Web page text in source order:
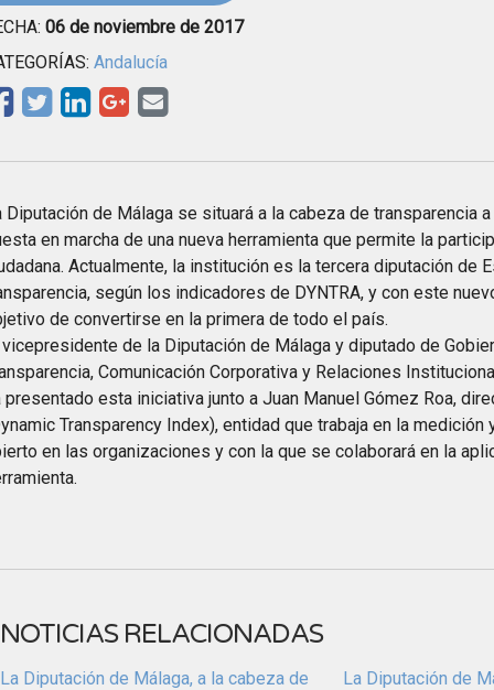
06 de noviembre de 2017
Andalucía
Diputación de Málaga se situará a la cabeza de transparencia
en marcha de una nueva herramienta que permite la
Actualmente, la institución es la tercera diputación de
según los indicadores de DYNTRA, y con este
de convertirse en la primera de todo el país.
vicepresidente de la Diputación de Málaga y diputado de
Comunicación Corporativa y Relaciones
presentado esta iniciativa junto a Juan Manuel Gómez Roa,
Transparency Index), entidad que trabaja en la
en las organizaciones y con la que se colaborará en la
NOTICIAS RELACIONADAS
La Diputación de Málaga, a la cabeza de
La Diputación de